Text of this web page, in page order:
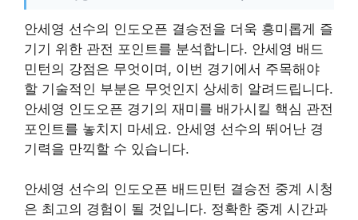
안세영 선수의 인도오픈 결승전을 더욱 흥미롭게 즐
기기 위한 관전 포인트를 분석합니다. 안세영 배드
민턴의 강점은 무엇이며, 이번 경기에서 주목해야
할 기술적인 부분은 무엇인지 상세히 알려드립니다.
안세영 인도오픈 경기의 재미를 배가시킬 핵심 관전
포인트를 놓치지 마세요. 안세영 선수의 뛰어난 경
기력을 만끽할 수 있습니다.
안세영 선수의 인도오픈 배드민턴 결승전 중계 시청
은 최고의 경험이 될 것입니다. 정확한 중계 시간과